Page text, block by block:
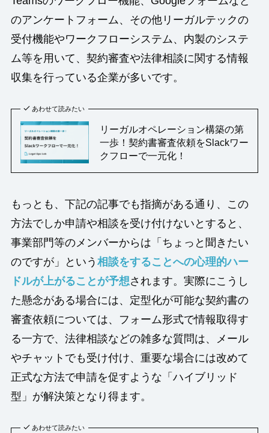
のアンケートフォーム、その他リーガルテックの
受付機能やワークフローシステム、内製のシステ
ム等を用いて、契約審査や法律相談に関する情報
収集を行っている企業が多いです。
あわせて読みたい
リーガルオペレーション構築の第
一歩！契約書審査依頼をSlackワー
クフローで一元化！
もっとも、下記の記事でも指摘がある通り、この
方法でしか申請や相談を受け付けないとすると、
事業部門等のメンバーからは「ちょっと聞きたい
のですが」という 相談をすることへの心理的ハー
ドルが上がることが予想されます。実際にこうし
た懸念がある場合には、定型化が可能な契約書の
審査依頼については、フォーム形式で情報取得す
る一方で、法律相談などの雑多な質問は、メール
やチャットでも受け付け、重要な場合には改めて
正式な方法で申請を促すような「ハイブリッド
型」が解決策となり得ます。
あわせて読みたい